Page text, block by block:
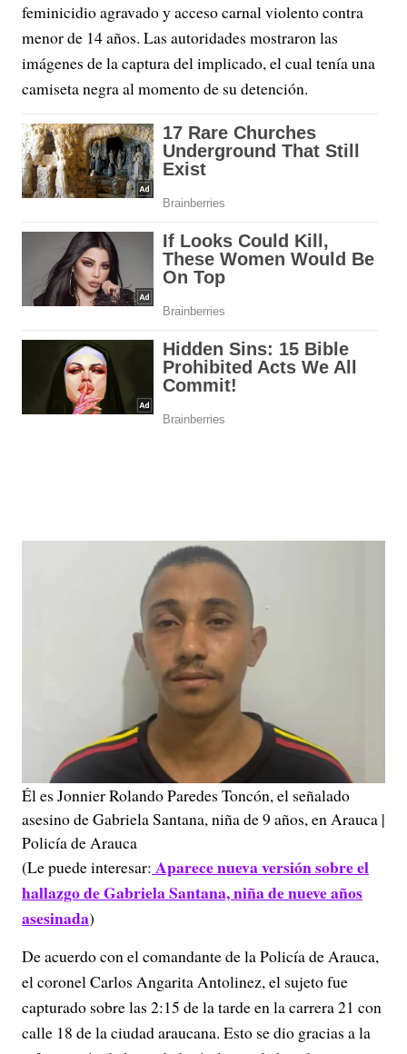
feminicidio agravado y acceso carnal violento contra
menor de 14 años. Las autoridades mostraron las
imágenes de la captura del implicado, el cual tenía una
camiseta negra al momento de su detención.
Él es Jonnier Rolando Paredes Toncón, el señalado
asesino de Gabriela Santana, niña de 9 años, en Arauca |
Policía de Arauca
(Le puede interesar: Aparece nueva versión sobre el
hallazgo de Gabriela Santana, niña de nueve años
asesinada)
De acuerdo con el comandante de la Policía de Arauca,
el coronel Carlos Angarita Antolinez, el sujeto fue
capturado sobre las 2:15 de la tarde en la carrera 21 con
calle 18 de la ciudad araucana. Esto se dio gracias a la